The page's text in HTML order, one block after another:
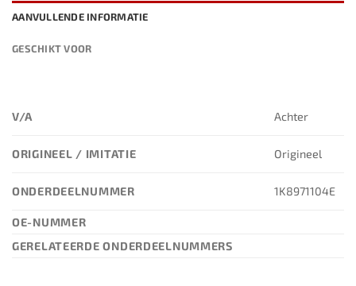
AANVULLENDE INFORMATIE
GESCHIKT VOOR
V/A Achter
ORIGINEEL / IMITATIE Origineel
ONDERDEELNUMMER 1K8971104E
OE-NUMMER
GERELATEERDE ONDERDEELNUMMERS